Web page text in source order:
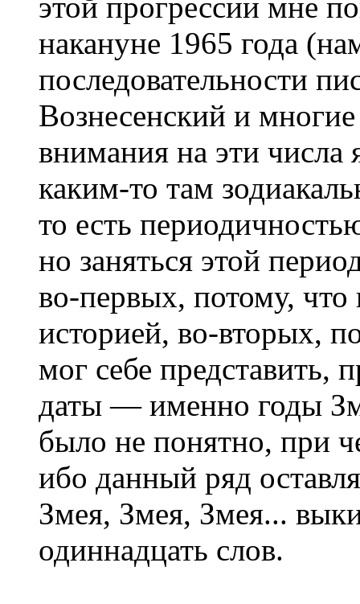
этой прогрессии мне
накануне 1965 года
последовательности
Вознесенский и
внимания на эти числа
каким-то там
то есть
но заняться этой
во-первых, потому, что
историей, во-вторых,
мог себе представить,
даты — именно годы
было не понятно, при
ибо данный ряд
Змея, Змея, Змея...
одиннадцать слов.